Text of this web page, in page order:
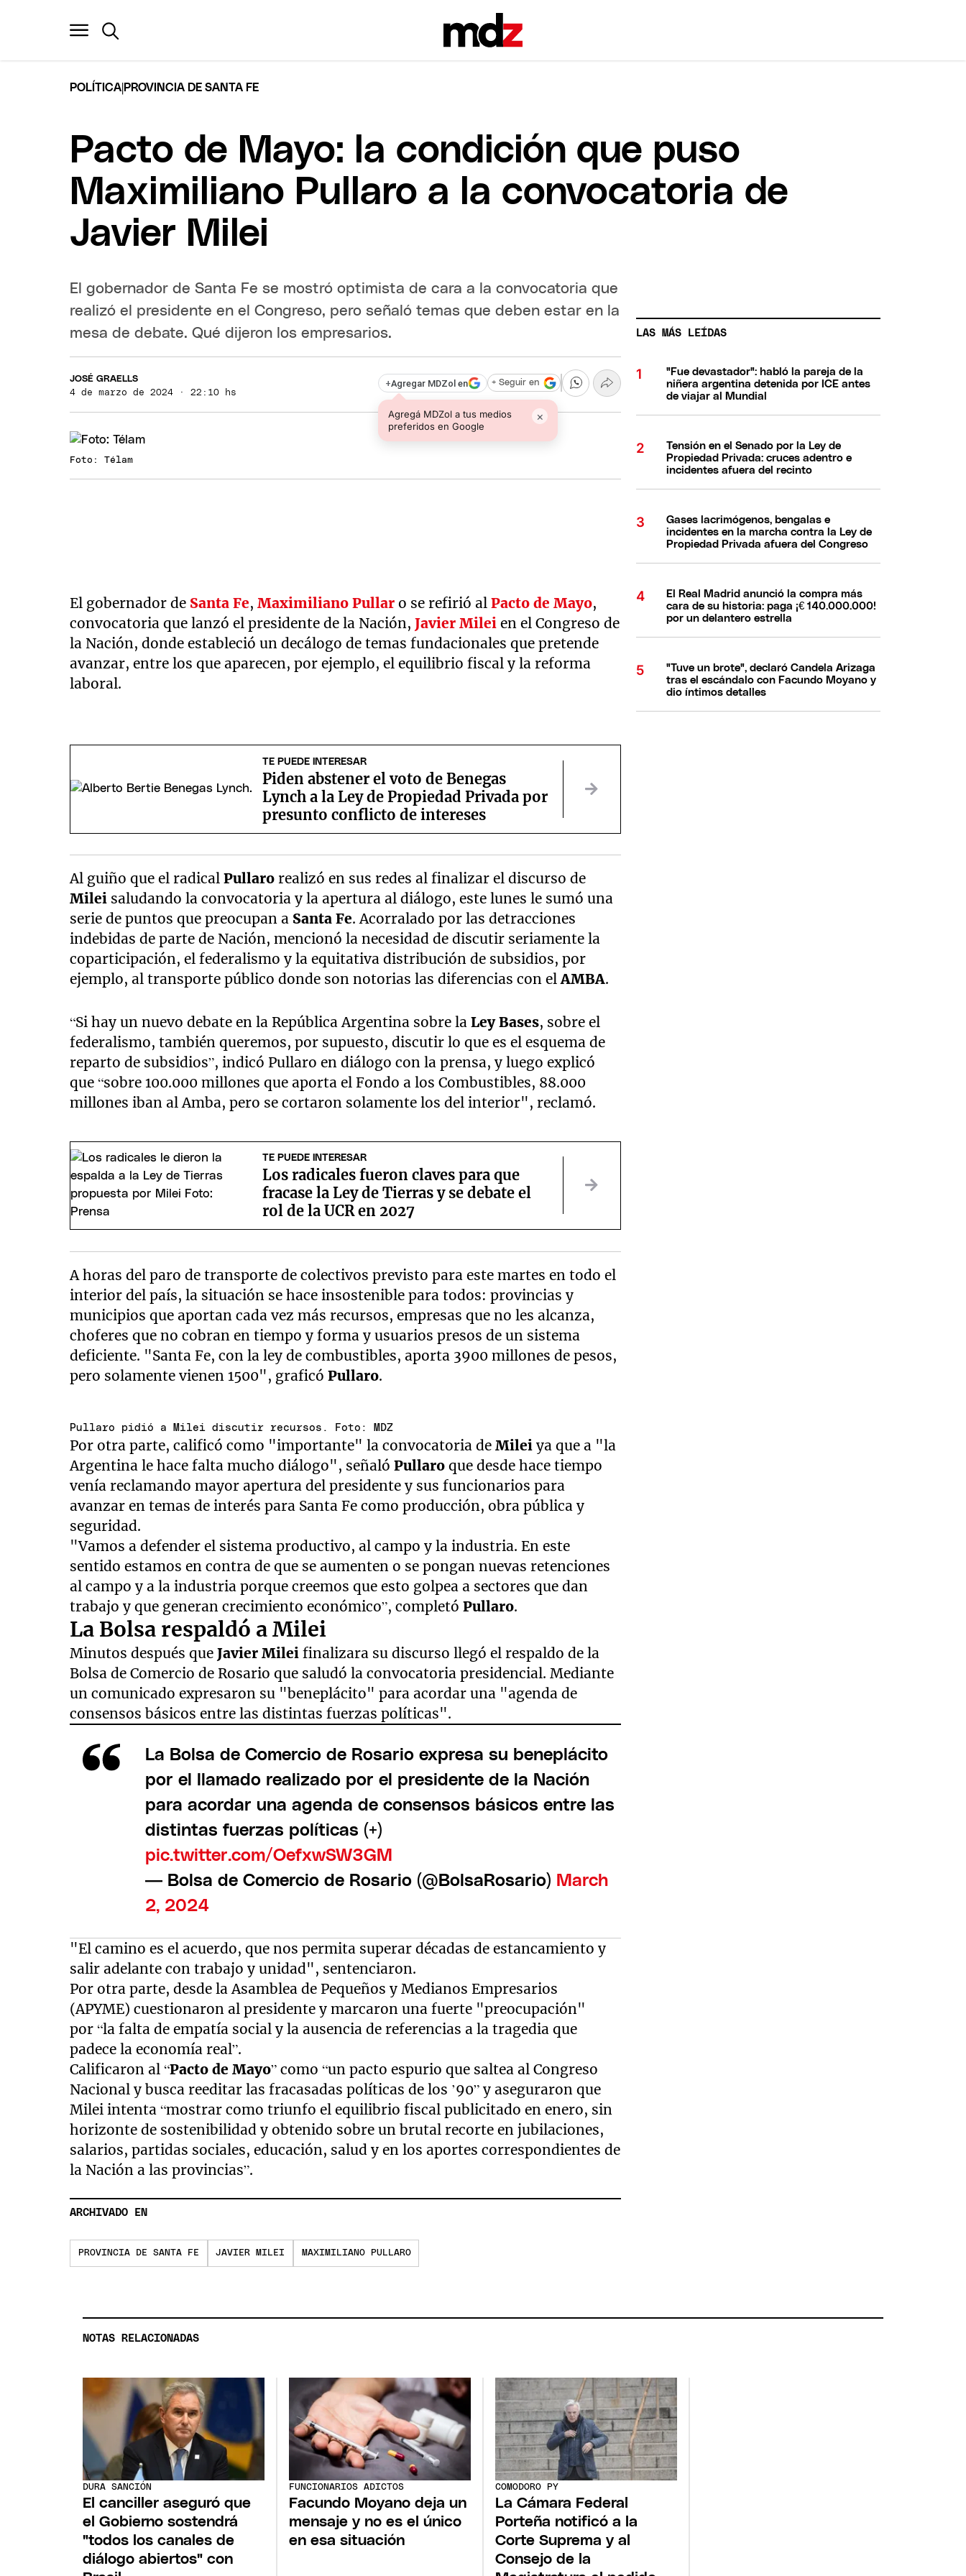
POLÍTICA PROVINCIA DE SANTA FE
Pacto de Mayo: la condición que puso
Maximiliano Pullaro a la convocatoria de
Javier Milei
El gobernador de Santa Fe se mostró optimista de cara a la convocatoria que
realizó el presidente en el Congreso, pero señaló temas que deben estar en la
mesa de debate. Qué dijeron los empresarios.
JOSÉ GRAELLS
4 de marzo de 2024 · 22:10 hs
+Agregar MDZol en
Agregá MDZol a tus medios
preferidos en Google
×
+ Seguir en
Foto: Télam
El gobernador de Santa Fe,Maximiliano Pullar o se refirió alPacto de Mayo,
convocatoria que lanzó el presidente de la Nación,Javier Mileien el Congreso de
la Nación, donde estableció un decálogo de temas fundacionales que pretende
avanzar, entre los que aparecen, por ejemplo, el equilibrio fiscal y la reforma
laboral.
TE PUEDE INTERESAR
Piden abstener el voto de Benegas
Lynch a la Ley de Propiedad Privada por
presunto conflicto de intereses
Al guiño que el radicalPullarorealizó en sus redes al finalizar el discurso de
Milei saludando la convocatoria y la apertura al diálogo, este lunes le sumó una
serie de puntos que preocupan a Santa Fe. Acorralado por las detracciones
indebidas de parte de Nación, mencionó la necesidad de discutir seriamente la
coparticipación, el federalismo y la equitativa distribución de subsidios, por
ejemplo, al transporte público donde son notorias las diferencias con elAMBA.
“Si hay un nuevo debate en la República Argentina sobre laLey Bases, sobre el
federalismo, también queremos, por supuesto, discutir lo que es el esquema de
reparto de subsidios”, indicó Pullaro en diálogo con la prensa, y luego explicó
que “sobre 100.000 millones que aporta el Fondo a los Combustibles, 88.000
millones iban al Amba, pero se cortaron solamente los del interior", reclamó.
TE PUEDE INTERESAR
Los radicales fueron claves para que
fracase la Ley de Tierras y se debate el
rol de la UCR en 2027
A horas del paro de transporte de colectivos previsto para este martes en todo el
interior del país, la situación se hace insostenible para todos: provincias y
municipios que aportan cada vez más recursos, empresas que no les alcanza,
choferes que no cobran en tiempo y forma y usuarios presos de un sistema
deficiente. "Santa Fe, con la ley de combustibles, aporta 3900 millones de pesos,
pero solamente vienen 1500", graficóPullaro.
Pullaro pidió a Milei discutir recursos. Foto: MDZ
Por otra parte, calificó como "importante" la convocatoria deMileiya que a "la
Argentina le hace falta mucho diálogo", señalóPullaroque desde hace tiempo
venía reclamando mayor apertura del presidente y sus funcionarios para
avanzar en temas de interés para Santa Fe como producción, obra pública y
seguridad.
"Vamos a defender el sistema productivo, al campo y la industria. En este
sentido estamos en contra de que se aumenten o se pongan nuevas retenciones
al campo y a la industria porque creemos que esto golpea a sectores que dan
trabajo y que generan crecimiento económico”, completóPullaro.
La Bolsa respaldó a Milei
Minutos después queJavier Mileifinalizara su discurso llegó el respaldo de la
Bolsa de Comercio de Rosario que saludó la convocatoria presidencial. Mediante
un comunicado expresaron su "beneplácito" para acordar una "agenda de
consensos básicos entre las distintas fuerzas políticas".
La Bolsa de Comercio de Rosario expresa su beneplácito
por el llamado realizado por el presidente de la Nación
para acordar una agenda de consensos básicos entre las
distintas fuerzas políticas (+)
pic.twitter.com/OefxwSW3GM
— Bolsa de Comercio de Rosario (@BolsaRosario) March
2, 2024
"El camino es el acuerdo, que nos permita superar décadas de estancamiento y
salir adelante con trabajo y unidad", sentenciaron.
Por otra parte, desde la Asamblea de Pequeños y Medianos Empresarios
(APYME) cuestionaron al presidente y marcaron una fuerte "preocupación"
por “la falta de empatía social y la ausencia de referencias a la tragedia que
padece la economía real”.
Calificaron al “Pacto de Mayo” como “un pacto espurio que saltea al Congreso
Nacional y busca reeditar las fracasadas políticas de los ’90” y aseguraron que
Milei intenta “mostrar como triunfo el equilibrio fiscal publicitado en enero, sin
horizonte de sostenibilidad y obtenido sobre un brutal recorte en jubilaciones,
salarios, partidas sociales, educación, salud y en los aportes correspondientes de
la Nación a las provincias”.
ARCHIVADO EN
PROVINCIA DE SANTA FE JAVIER MILEI MAXIMILIANO PULLARO
LAS MÁS LEÍDAS
"Fue devastador": habló la pareja de la
niñera argentina detenida por ICE antes
de viajar al Mundial
Tensión en el Senado por la Ley de
Propiedad Privada: cruces adentro e
incidentes afuera del recinto
Gases lacrimógenos, bengalas e
incidentes en la marcha contra la Ley de
Propiedad Privada afuera del Congreso
El Real Madrid anunció la compra más
cara de su historia: paga ¡€ 140.000.000!
por un delantero estrella
"Tuve un brote", declaró Candela Arizaga
tras el escándalo con Facundo Moyano y
dio íntimos detalles
NOTAS RELACIONADAS
DURA SANCIÓN
El canciller aseguró que
el Gobierno sostendrá
"todos los canales de
diálogo abiertos" con
FUNCIONARIOS ADICTOS
Facundo Moyano deja un
mensaje y no es el único
en esa situación
COMODORO PY
La Cámara Federal
Porteña notificó a la
Corte Suprema y al
Consejo de la